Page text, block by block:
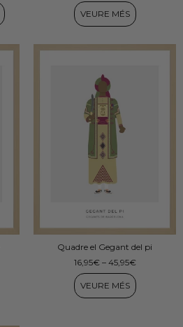
VEURE MÉS
Quadre el Gegant del pi
16,95€ – 45,95€
VEURE MÉS